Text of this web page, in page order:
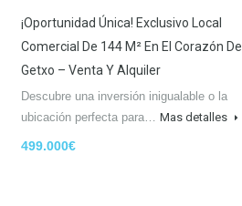
¡Oportunidad Única! Exclusivo Local
Comercial De 144 M² En El Corazón De
Getxo – Venta Y Alquiler
Descubre una inversión inigualable o la
ubicación perfecta para… Mas detalles
499.000€